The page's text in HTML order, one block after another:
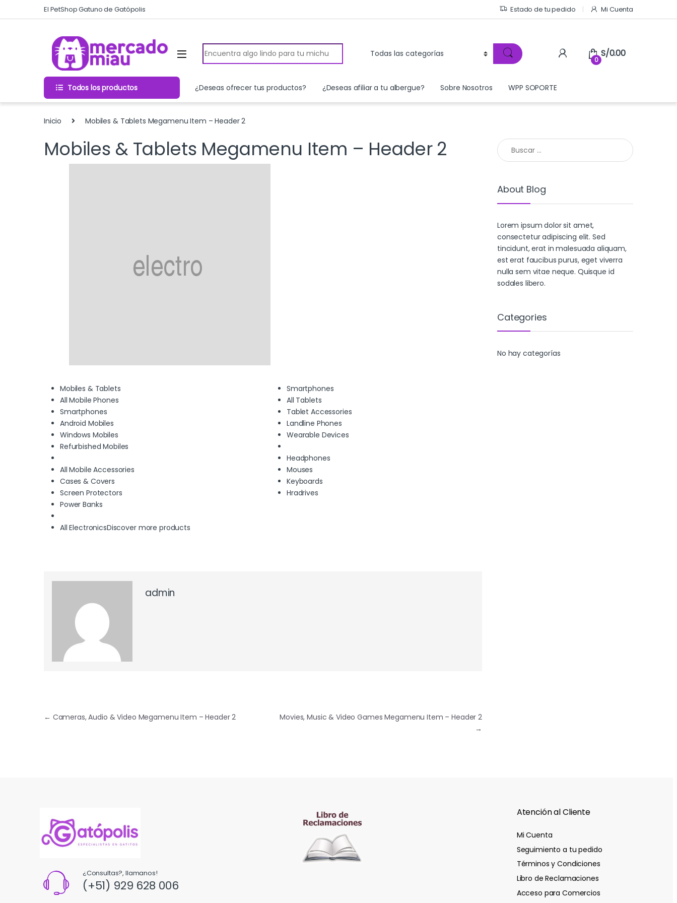
Skip to navigation
Skip to contentEl PetShop Gatuno de Gatópolis Estado de tu pedido Mi Cuenta
Search for:
0
S/0.00
Todos los productos ¿Deseas ofrecer tus productos? ¿Deseas afiliar a tu albergue? Sobre Nosotros WPP SOPORTE
Inicio Mobiles & Tablets Megamenu Item – Header 2
Mobiles & Tablets Megamenu Item – Header 2
Mobiles & Tablets
All Mobile Phones
Smartphones
Android Mobiles
Windows Mobiles
Refurbished Mobiles
All Mobile Accessories
Cases & Covers
Screen Protectors
Power Banks
All ElectronicsDiscover more products
Smartphones
All Tablets
Tablet Accessories
Landline Phones
Wearable Devices
Headphones
Mouses
Keyboards
Hradrives
admin
Navegación de entradas
← Cameras, Audio & Video Megamenu Item – Header 2
Movies, Music & Video Games Megamenu Item – Header 2
→
Buscar:
About Blog
Lorem ipsum dolor sit amet,
consectetur adipiscing elit. Sed
tincidunt, erat in malesuada aliquam,
est erat faucibus purus, eget viverra
nulla sem vitae neque. Quisque id
sodales libero.
Categories
No hay categorías
¿Consultas?, llamanos!
(+51) 929 628 006
Atención al Cliente
Mi Cuenta
Seguimiento a tu pedido
Términos y Condiciones
Libro de Reclamaciones
Acceso para Comercios